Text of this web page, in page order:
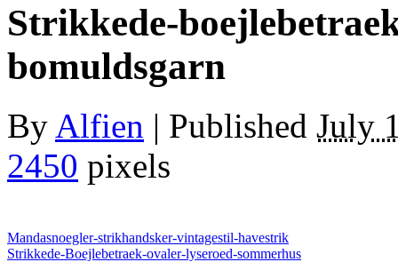
Strikkede-
bomuldsgarn
By Alfien | Published July
2450 pixels
Mandasnoegler-strikhandsker-vintagestil-havestrik
Strikkede-Boejlebetraek-ovaler-lyseroed-sommerhus